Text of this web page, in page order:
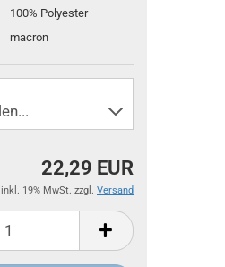
100% Polyester
macron
22,29 EUR
inkl. 19% MwSt. zzgl. Versand